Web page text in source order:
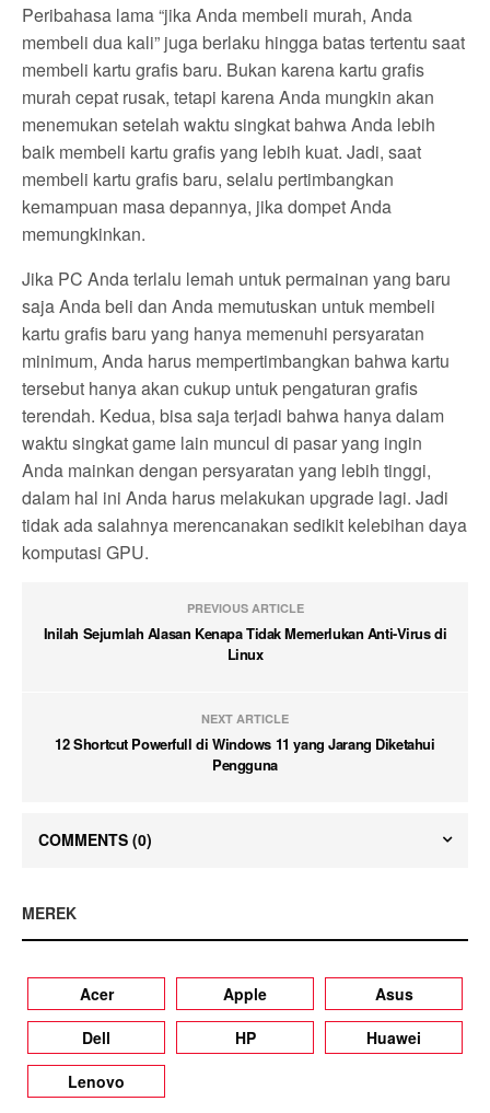
Peribahasa lama “jika Anda membeli murah, Anda
membeli dua kali” juga berlaku hingga batas tertentu saat
membeli kartu grafis baru. Bukan karena kartu grafis
murah cepat rusak, tetapi karena Anda mungkin akan
menemukan setelah waktu singkat bahwa Anda lebih
baik membeli kartu grafis yang lebih kuat. Jadi, saat
membeli kartu grafis baru, selalu pertimbangkan
kemampuan masa depannya, jika dompet Anda
memungkinkan.
Jika PC Anda terlalu lemah untuk permainan yang baru
saja Anda beli dan Anda memutuskan untuk membeli
kartu grafis baru yang hanya memenuhi persyaratan
minimum, Anda harus mempertimbangkan bahwa kartu
tersebut hanya akan cukup untuk pengaturan grafis
terendah. Kedua, bisa saja terjadi bahwa hanya dalam
waktu singkat game lain muncul di pasar yang ingin
Anda mainkan dengan persyaratan yang lebih tinggi,
dalam hal ini Anda harus melakukan upgrade lagi. Jadi
tidak ada salahnya merencanakan sedikit kelebihan daya
komputasi GPU.
PREVIOUS ARTICLE
Inilah Sejumlah Alasan Kenapa Tidak Memerlukan Anti-Virus di
Linux
NEXT ARTICLE
12 Shortcut Powerfull di Windows 11 yang Jarang Diketahui
Pengguna
COMMENTS (0)
MEREK
Acer Apple
Asus
Dell
HP
Huawei
Lenovo